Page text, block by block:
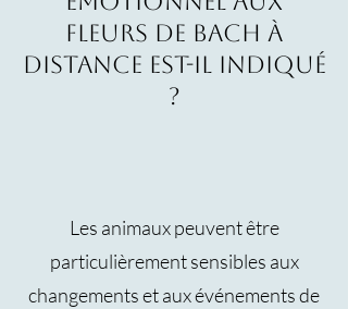
Fleurs de Bach à
distance est-il indiqué
?
Les animaux peuvent être
particulièrement sensibles aux
changements et aux événements de